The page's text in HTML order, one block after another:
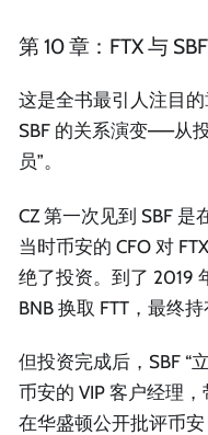
第 10 章：FTX 与 SBF
这是全书最引人注目
SBF 的关系演变——从
员”。
CZ 第一次见到 SBF 是
当时币安的 CFO 对
绝了投资。到了 2019
BNB 换取 FTT，最终
但投资完成后，SBF “
币安的 VIP 客户经理
在华盛顿公开批评币